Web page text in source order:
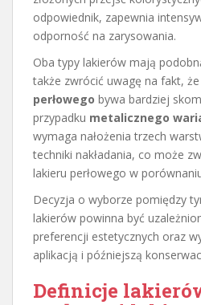
odpowiednik, zapewnia
odporność na zarysowania.
Oba typy lakierów mają
także zwrócić uwagę na fakt,
perłowego bywa bardziej
przypadku metalicznego
wymaga nałożenia trzech
techniki nakładania, co może
lakieru perłowego w
Decyzja o wyborze pomiędzy
lakierów powinna być
preferencji estetycznych oraz
aplikacją i późniejszą
Definicje